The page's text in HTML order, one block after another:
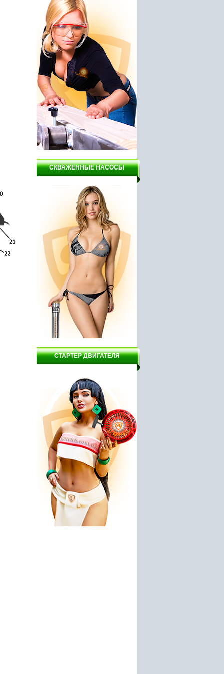
1
Заточной станок DELTA
НТС4-150
2165 руб.
СКВАЖЕННЫЕ НАСОСЫ
СТАРТЕР ДВИГАТЕЛЯ